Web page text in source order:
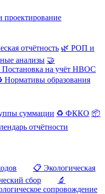
проектирование
отчётность 🌿 РОП и
анализы 🤝
Постановка на учёт НВОС
Нормативы образования
суммации ♻️ ФККО 📦
отчётности
📋 Экологическая
сбор
🔬
сопровождение